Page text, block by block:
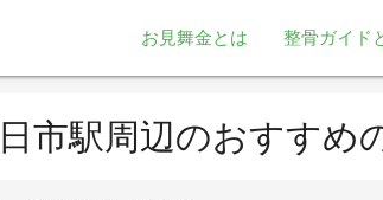
お見舞金とは 整骨ガイド
市駅周辺のおすすめ